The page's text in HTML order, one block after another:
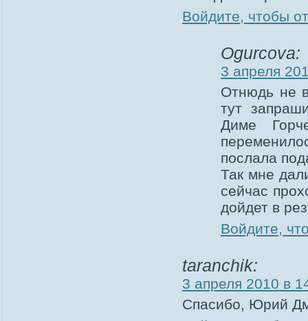
Войдите, чтобы
Ogurcova:
3 апреля
Отнюдь не
тут
Диме
послала
Так мне
сейчас
дойдет в
Войдите,
taranchik:
3 апреля 2010 в
Спасибо, Юрий